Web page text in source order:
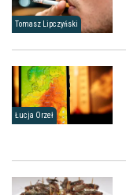
Tomasz Lipczyński
Łucja Orzeł